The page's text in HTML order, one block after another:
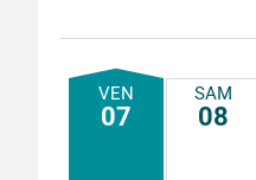
VEN
07
SAM
08